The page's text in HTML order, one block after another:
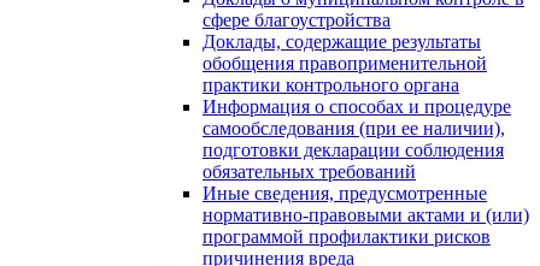
сфере благоустройства
Доклады, содержащие результаты
обобщения правоприменительной
практики контрольного органа
Информация о способах и процедуре
самообследования (при ее наличии),
подготовки декларации соблюдения
обязательных требований
Иные сведения, предусмотренные
нормативно-правовыми актами и (или)
программой профилактики рисков
причинения вреда